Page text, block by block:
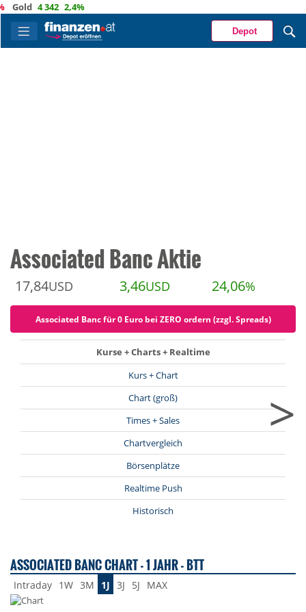
4 342 2,4%
Depot
Associated Banc Aktie
17,84USD 3,46USD 24,06%
Associated Banc für 0 Euro bei ZERO ordern (zzgl. Spreads)
Kurse + Charts + Realtime
Kurs + Chart
Chart (groß)
Times + Sales
Chartvergleich
Börsenplätze
Realtime Push
Historisch
>
ASSOCIATED BANC CHART - 1 JAHR - BTT
Intraday 1W 3M 1J 3J 5J MAX